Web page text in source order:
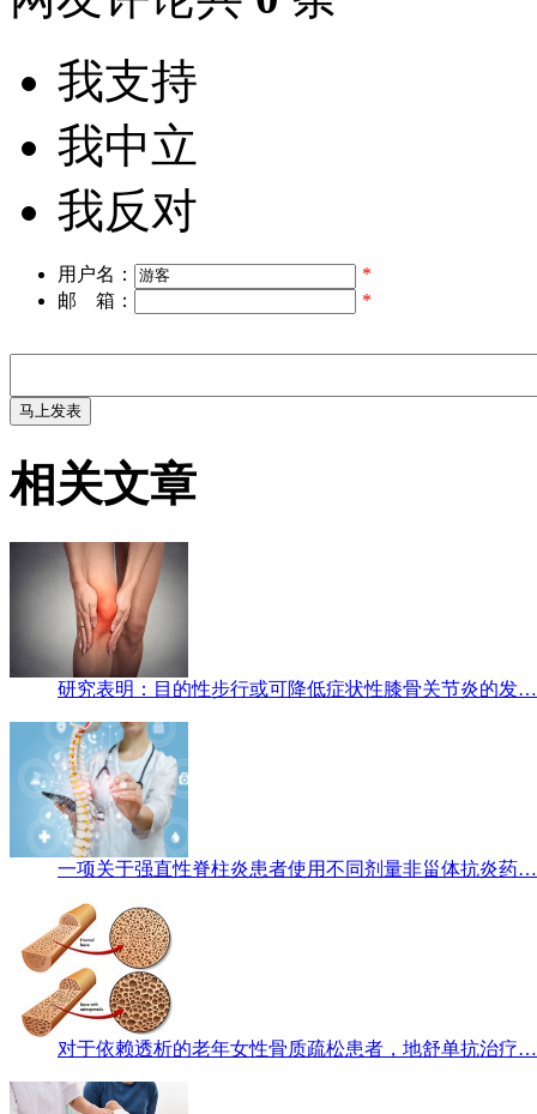
我支持
我中立
我反对
用户名：
*
邮 箱：
*
相关文章
研究表明：目的性步行或可降低症状性膝骨关节炎的发…
一项关于强直性脊柱炎患者使用不同剂量非甾体抗炎药…
对于依赖透析的老年女性骨质疏松患者，地舒单抗治疗…